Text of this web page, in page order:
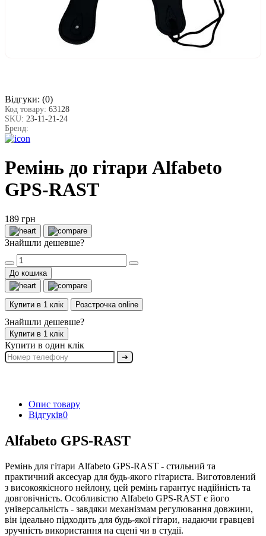
Відгуки: (0)
Код товару: 63128
SKU: 23-11-21-24
Бренд:
Ремінь дo гітари Alfabeto
GPS-RAST
189 грн
Знайшли дешевше?
До кошика
Купити в 1 клік Розстрочка online
Знайшли дешевше?
Купити в 1 клік
Купити в один клік
➔
Опис товару
Відгуків0
Alfabeto GPS-RAST
Ремінь для гітари Alfabeto GPS-RAST - стильний та
практичний аксесуар для будь-якого гітариста. Виготовлений
з високоякісного нейлону, цей ремінь гарантує надійність та
довговічність. Особливістю Alfabeto GPS-RAST є його
універсальність - завдяки механізмам регулювання довжини,
він ідеально підходить для будь-якої гітари, надаючи гравцеві
зручність використання на сцені чи в студії.